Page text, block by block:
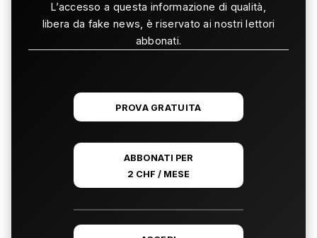
L’accesso a questa informazione di qualità,
libera da fake news, è riservato ai nostri lettori
abbonati.
PROVA GRATUITA
ABBONATI PER
2 CHF / MESE